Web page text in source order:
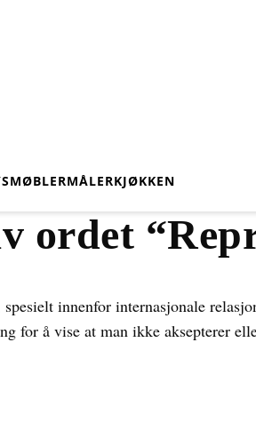
MØBLERMÅLERKJØKKEN
ordet
innenfor internasjonale
for å vise at man ikke aksepterer